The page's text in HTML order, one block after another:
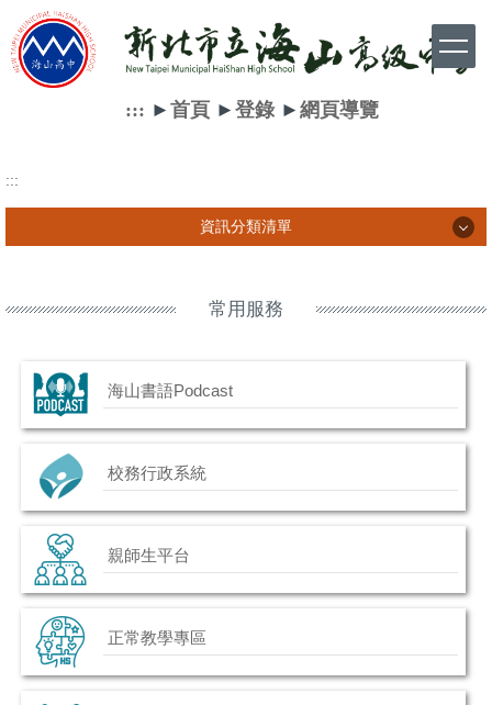
到
主
::: ► 首頁 ► 登錄 ► 網頁導覽
:::
資訊分類清單
家長相關訊息
網路資源
常用服務
海山書語Podcast
校務行政系統
親師生平台
正常教學專區